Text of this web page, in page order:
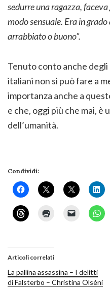
sedurre una ragazza,
modo sensuale. Era in
arrabbiato o buono”.
Tenuto conto anche
italiani non si può fare a
importanza anche a
e che, oggi più che mai, è
dell’umanità.
Condividi:
Articoli correlati
La pallina assassina – I delitti
di Falsterbo – Christina Olséni